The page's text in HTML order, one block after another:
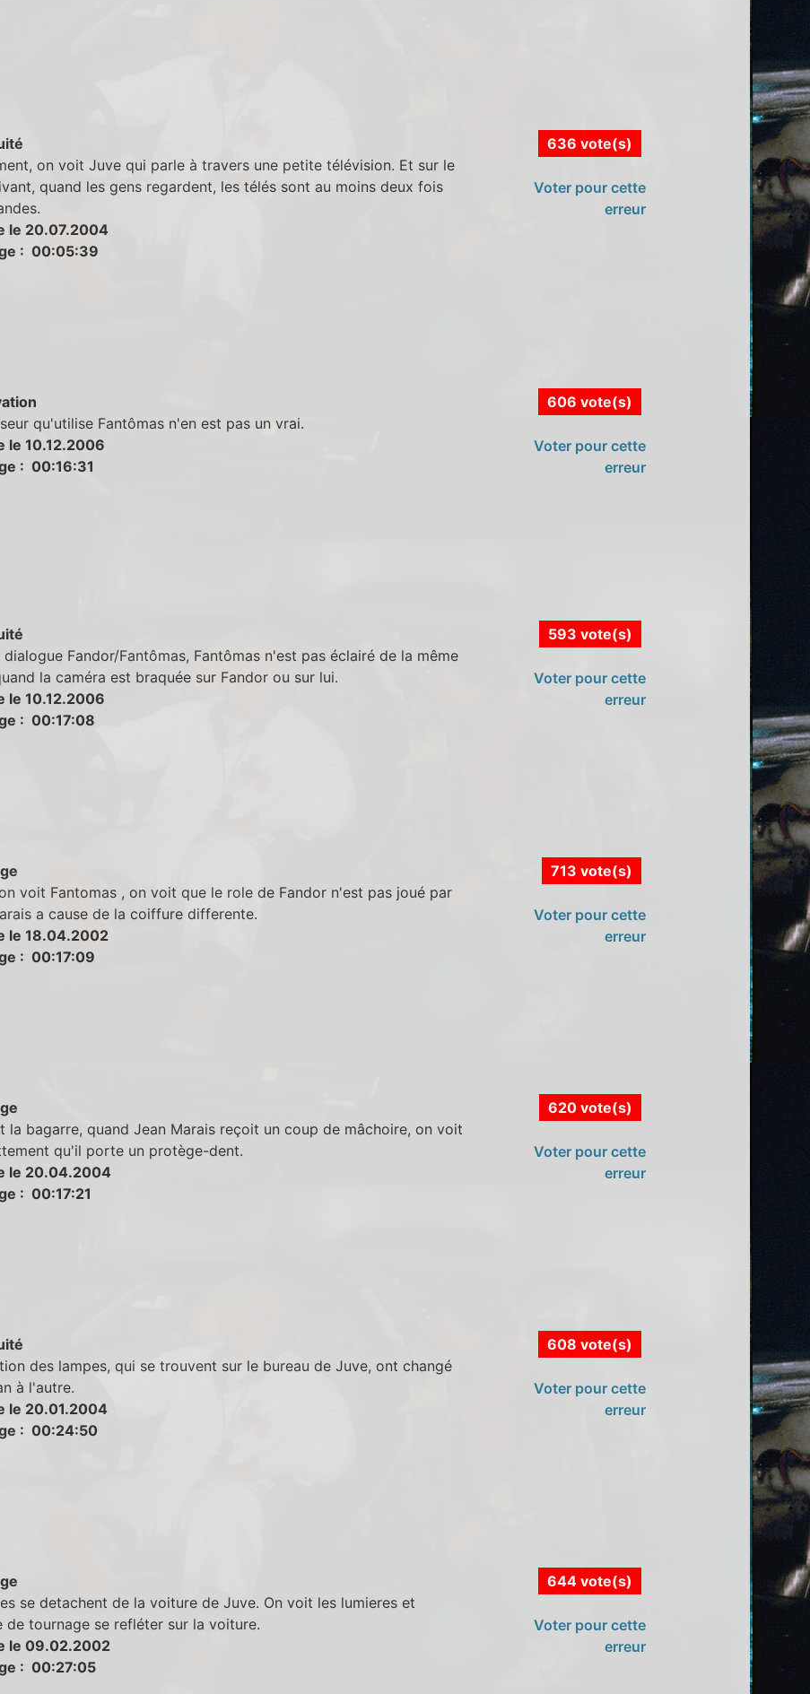
on voit Juve qui parle à travers une petite télévision. Et sur le
quand les gens regardent, les télés sont au moins deux fois
le 20.07.2004
: 00:05:39
636 vote(s)
Voter pour cette
erreur
qu'utilise Fantômas n'en est pas un vrai.
le 10.12.2006
: 00:16:31
606 vote(s)
Voter pour cette
erreur
dialogue Fandor/Fantômas, Fantômas n'est pas éclairé de la même
la caméra est braquée sur Fandor ou sur lui.
le 10.12.2006
: 00:17:08
593 vote(s)
Voter pour cette
erreur
voit Fantomas , on voit que le role de Fandor n'est pas joué par
a cause de la coiffure differente.
le 18.04.2002
: 00:17:09
713 vote(s)
Voter pour cette
erreur
la bagarre, quand Jean Marais reçoit un coup de mâchoire, on voit
qu'il porte un protège-dent.
le 20.04.2004
: 00:17:21
620 vote(s)
Voter pour cette
erreur
des lampes, qui se trouvent sur le bureau de Juve, ont changé
à l'autre.
le 20.01.2004
: 00:24:50
608 vote(s)
Voter pour cette
erreur
se detachent de la voiture de Juve. On voit les lumieres et
de tournage se refléter sur la voiture.
le 09.02.2002
: 00:27:05
644 vote(s)
Voter pour cette
erreur